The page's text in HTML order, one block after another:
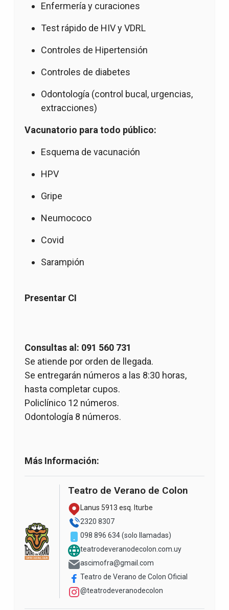
Enfermería y curaciones
Test rápido de HIV y VDRL
Controles de Hipertensión
Controles de diabetes
Odontología (control bucal, urgencias,
extracciones)
Vacunatorio para todo público:
Esquema de vacunación
HPV
Gripe
Neumococo
Covid
Sarampión
Presentar CI
Consultas al: 091 560 731
Se atiende por orden de llegada.
Se entregarán números a las 8:30 horas,
hasta completar cupos.
Policlínico 12 números.
Odontología 8 números.
Más Información:
Teatro de Verano de Colon
Lanus 5913 esq. Iturbe
2320 8307
098 896 634 (solo llamadas)
teatrodeveranodecolon.com.uy
ascimofra@gmail.com
Teatro de Verano de Colon Oficial
@teatrodeveranodecolon